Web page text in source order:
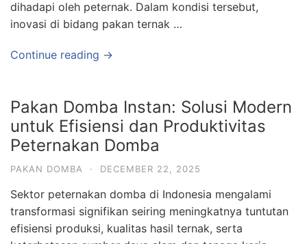
dihadapi oleh peternak. Dalam kondisi tersebut,
inovasi di bidang pakan ternak …
Continue reading →
Pakan Domba Instan: Solusi Modern
untuk Efisiensi dan Produktivitas
Peternakan Domba
PAKAN DOMBA · DECEMBER 22, 2025
Sektor peternakan domba di Indonesia mengalami
transformasi signifikan seiring meningkatnya tuntutan
efisiensi produksi, kualitas hasil ternak, serta